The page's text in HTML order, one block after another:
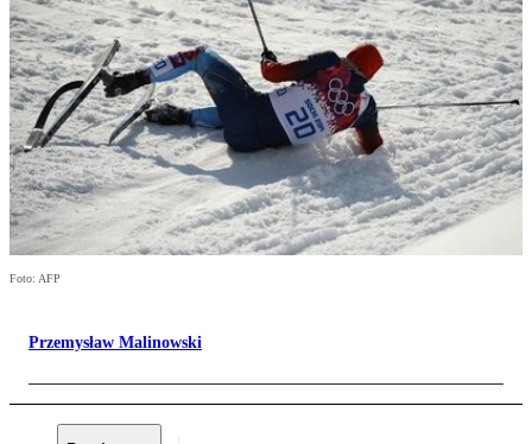
Foto: AFP
Przemysław Malinowski